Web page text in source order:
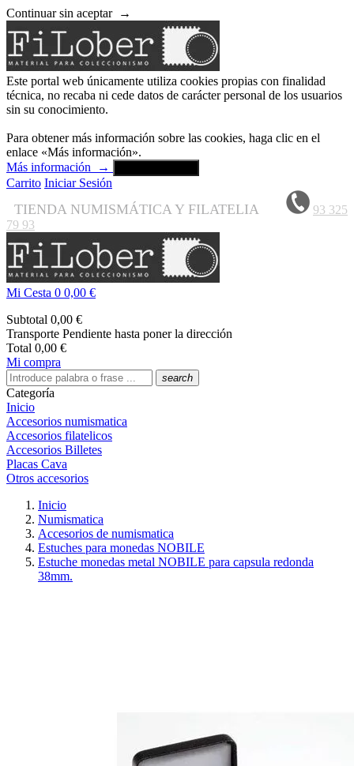
Continuar sin aceptar →
Este portal web únicamente utiliza cookies propias con finalidad
técnica, no recaba ni cede datos de carácter personal de los usuarios
sin su conocimiento.
Para obtener más información sobre las cookies, haga clic en el
enlace «Más información».
Más información
→
Carrito Iniciar Sesión
TIENDA NUMISMÁTICA Y FILATELIA
93 325
79 93
Mi Cesta 0 0,00 €
Subtotal 0,00 €
Transporte Pendiente hasta poner la dirección
Total 0,00 €
Mi compra
search
Categoría
Inicio
Accesorios numismatica
Accesorios filatelicos
Accesorios Billetes
Placas Cava
Otros accesorios
Inicio
Numismatica
Accesorios de numismatica
Estuches para monedas NOBILE
Estuche monedas metal NOBILE para capsula redonda
38mm.